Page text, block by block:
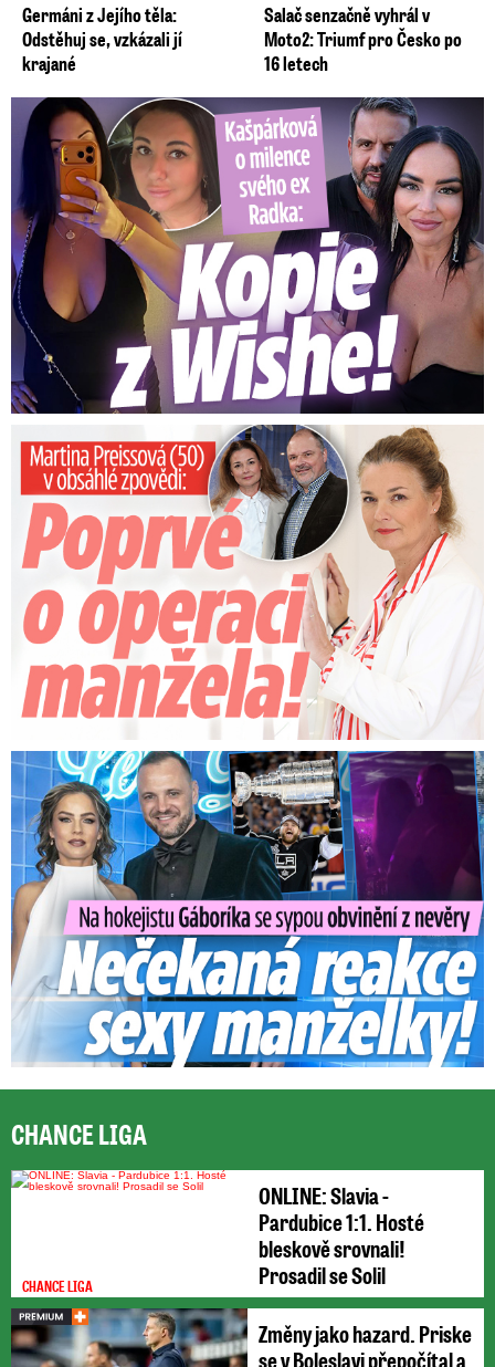
Germáni z Jejího těla:
Odstěhuj se, vzkázali jí
krajané
Salač senzačně vyhrál v
Moto2: Triumf pro Česko po
16 letech
Kašpárková o milence svého ex Radka: Kopie z Wishe!
Preissová (50) v obsáhlé zpovědi: Poprvé o operaci manžela
Na Gáboríka se sypou obvinění z nevěry: Reakce manželky!
CHANCE LIGA
CHANCE LIGA
ONLINE: Slavia -
Pardubice 1:1. Hosté
bleskově srovnali!
Prosadil se Solil
Změny jako hazard. Priske
se v Boleslavi přepočítal a